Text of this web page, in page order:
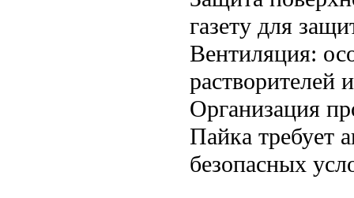
газету для
Вентиляция:
растворителей
Организация
Пайка требует
безопасных